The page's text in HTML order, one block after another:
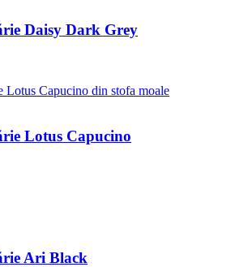
Daisy Dark Grey
Lotus Capucino
Ari Black